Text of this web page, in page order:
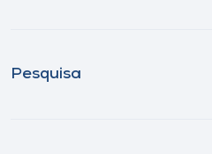
Pesquisa